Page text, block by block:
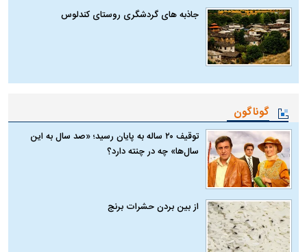
جاذبه های گردشگری روستای کندلوس
گوناگون
توقیف ۲۰ ساله به پایان رسید؛ «صد سال به این
سال‌ها» چه در چنته دارد؟
از بین بردن حشرات برنج